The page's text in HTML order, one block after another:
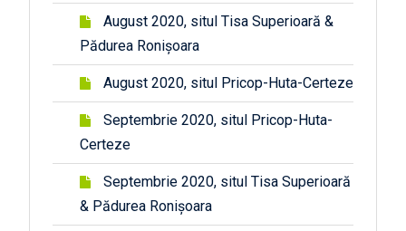
August 2020, situl Tisa Superioară &
Pădurea Ronișoara
August 2020, situl Pricop-Huta-Certeze
Septembrie 2020, situl Pricop-Huta-
Certeze
Septembrie 2020, situl Tisa Superioară
& Pădurea Ronișoara